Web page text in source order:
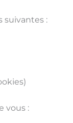
suivantes :
vous :